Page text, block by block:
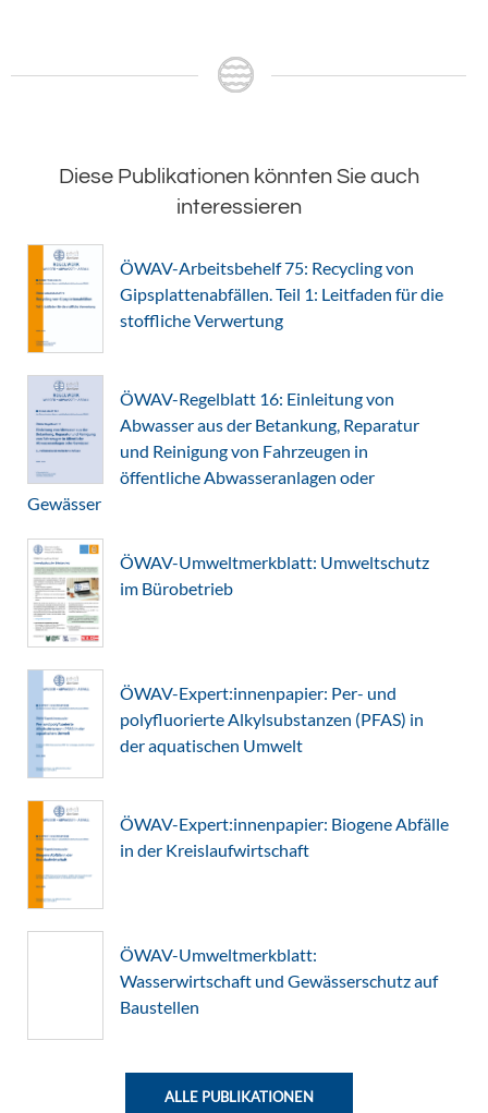
Diese Publikationen könnten Sie auch
interessieren
ÖWAV-Arbeitsbehelf 75: Recycling von
Gipsplattenabfällen. Teil 1: Leitfaden für die
stoffliche Verwertung
ÖWAV-Regelblatt 16: Einleitung von
Abwasser aus der Betankung, Reparatur
und Reinigung von Fahrzeugen in
öffentliche Abwasseranlagen oder
Gewässer
ÖWAV-Umweltmerkblatt: Umweltschutz
im Bürobetrieb
ÖWAV-Expert:innenpapier: Per- und
polyfluorierte Alkylsubstanzen (PFAS) in
der aquatischen Umwelt
ÖWAV-Expert:innenpapier: Biogene Abfälle
in der Kreislaufwirtschaft
ÖWAV-Umweltmerkblatt:
Wasserwirtschaft und Gewässerschutz auf
Baustellen
ALLE PUBLIKATIONEN